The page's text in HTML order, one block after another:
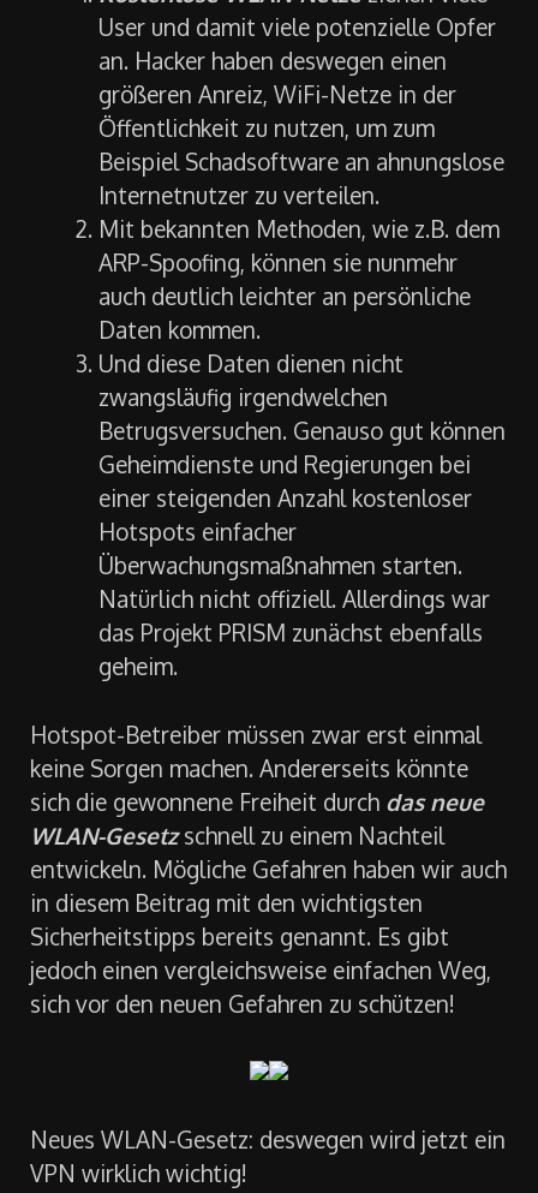
User und damit viele potenzielle Opfer
an. Hacker haben deswegen einen
größeren Anreiz, WiFi-Netze in der
Öffentlichkeit zu nutzen, um zum
Beispiel Schadsoftware an ahnungslose
Internetnutzer zu verteilen.
Mit bekannten Methoden, wie z.B. dem
ARP-Spoofing, können sie nunmehr
auch deutlich leichter an persönliche
Daten kommen.
Und diese Daten dienen nicht
zwangsläufig irgendwelchen
Betrugsversuchen. Genauso gut können
Geheimdienste und Regierungen bei
einer steigenden Anzahl kostenloser
Hotspots einfacher
Überwachungsmaßnahmen starten.
Natürlich nicht offiziell. Allerdings war
das Projekt PRISM zunächst ebenfalls
geheim.
Hotspot-Betreiber müssen zwar erst einmal
keine Sorgen machen. Andererseits könnte
sich die gewonnene Freiheit durch das neue
WLAN-Gesetz schnell zu einem Nachteil
entwickeln. Mögliche Gefahren haben wir auch
in diesem Beitrag mit den wichtigsten
Sicherheitstipps bereits genannt. Es gibt
jedoch einen vergleichsweise einfachen Weg,
sich vor den neuen Gefahren zu schützen!
Neues WLAN-Gesetz: deswegen wird jetzt ein
VPN wirklich wichtig!